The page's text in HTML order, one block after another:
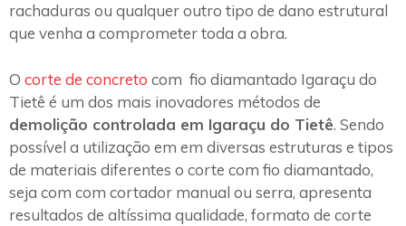
rachaduras ou qualquer outro tipo de dano estrutural
que venha a comprometer toda a obra.
O corte de concreto com fio diamantado Igaraçu do
Tietê é um dos mais inovadores métodos de
demolição controlada em Igaraçu do Tietê. Sendo
possível a utilização em em diversas estruturas e tipos
de materiais diferentes o corte com fio diamantado,
seja com com cortador manual ou serra, apresenta
resultados de altíssima qualidade, formato de corte